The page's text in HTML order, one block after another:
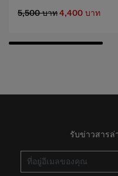
5,500 บาท4,400 บาท
รับข่าวสารล่